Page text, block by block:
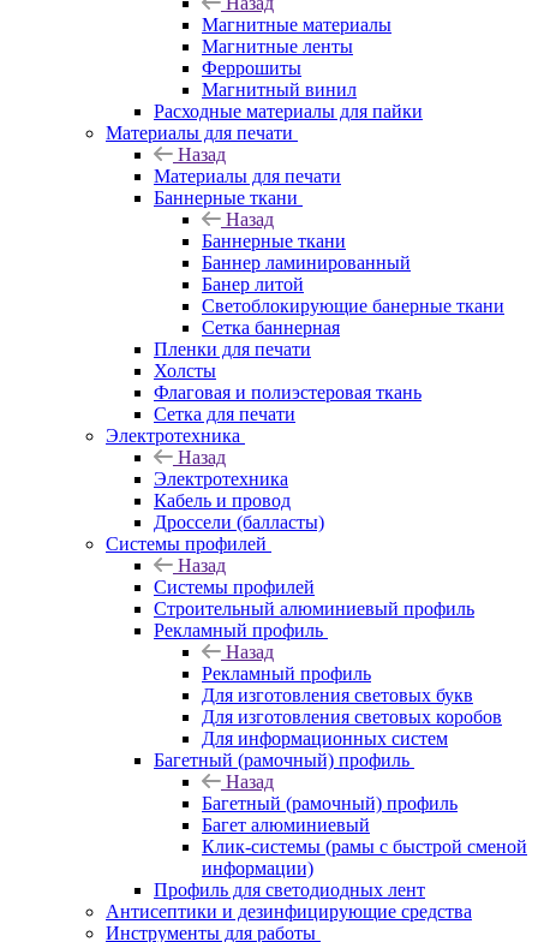
Магнитные материалы
Магнитные ленты
Феррошиты
Магнитный винил
Расходные материалы для пайки
Материалы для печати
Назад
Материалы для печати
Баннерные ткани
Назад
Баннерные ткани
Баннер ламинированный
Банер литой
Светоблокирующие банерные ткани
Сетка баннерная
Пленки для печати
Холсты
Флаговая и полиэстеровая ткань
Сетка для печати
Электротехника
Назад
Электротехника
Кабель и провод
Дроссели (балласты)
Системы профилей
Назад
Системы профилей
Строительный алюминиевый профиль
Рекламный профиль
Назад
Рекламный профиль
Для изготовления световых букв
Для изготовления световых коробов
Для информационных систем
Багетный (рамочный) профиль
Назад
Багетный (рамочный) профиль
Багет алюминиевый
Клик-системы (рамы с быстрой сменой
информации)
Профиль для светодиодных лент
Антисептики и дезинфицирующие средства
Инструменты для работы